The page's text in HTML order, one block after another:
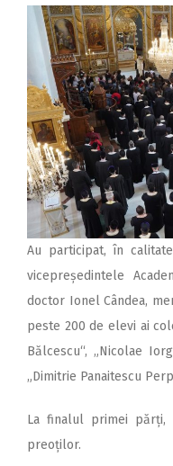
Au participat, în
vicepreședintele
doctor Ionel Cândea,
peste 200 de elevi ai
Bălcescu“, „Nicolae
„Dimitrie Panaitescu
La finalul primei
preoților.